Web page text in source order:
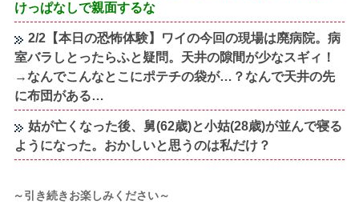
けっぱなしで親面するな
2/2【本日の恐怖体験】ワイの今回の現場は廃病院。病
室バラしとったらふと疑問。天井の隙間が少なスギィ！
→なんでこんなとこにポテチの袋が…？なんで天井の先
に布団がある…
姑が亡くなった後、舅(62歳)と小姑(28歳)が並んで寝る
ようになった。おかしいと思うのは私だけ？
～引き続きお楽しみください～